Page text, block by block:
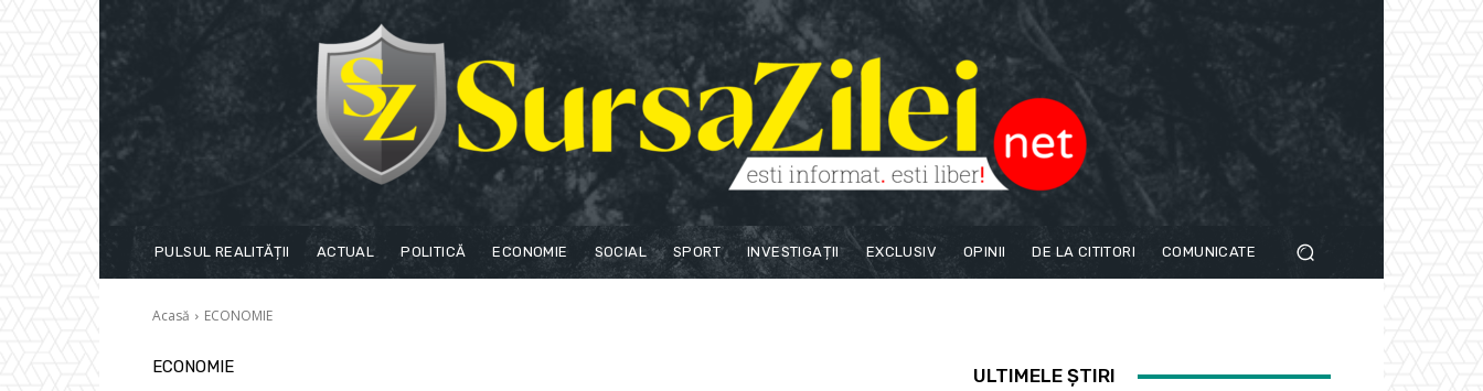
PULSUL REALITĂȚII ACTUAL POLITICĂ ECONOMIE SOCIAL SPORT INVESTIGAȚII EXCLUSIV OPINII DE LA CITITORI COMUNICATE
Acasă ECONOMIE
ECONOMIE ULTIMELE ȘTIRI